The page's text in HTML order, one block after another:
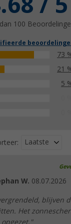
Over
€ 11,99 Adviesprijs
100
73
21
5
Laatste
W. 08.07.2026
blijven
Het